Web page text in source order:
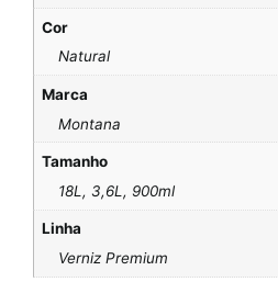
Cor
Natural
Marca
Montana
Tamanho
18L, 3,6L, 900ml
Linha
Verniz Premium